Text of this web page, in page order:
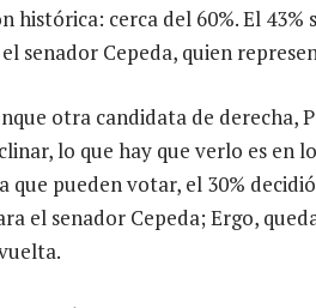
histórica: cerca del 60%. El
el senador Cepeda, quien
otra candidata de derecha,
lo que hay que verlo es en
que pueden votar, el 30%
el senador Cepeda; Ergo,